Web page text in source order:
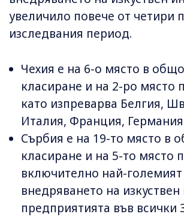
увеличило повече от четири
изследвания период.
Чехия е на 6-о място в
класиране и на 2-ро място
като изпреварва Белгия,
Италия, Франция,
Сърбия е на 19-то място в
класиране и на 5-то място
включително най-големият
внедряването на изкуствен
предприятията във всички